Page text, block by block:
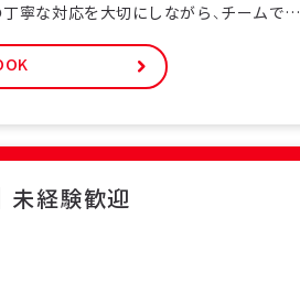
寧な対応を大切にしながら、チームで協
り、日本の飲食サービスを基礎から学べ
キャリア形成が可能です。シフト制勤務
未経験歓迎